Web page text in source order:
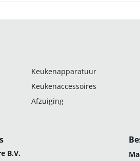
Keukenapparatuur
Keukenaccessoires
Afzuiging
B.V.